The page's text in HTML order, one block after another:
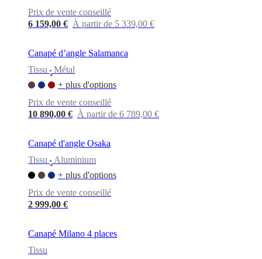
Prix de vente conseillé
6 159,00 € À partir de 5 339,00 €
Canapé d’angle Salamanca
Tissu
•
Métal
+ plus d'options
Prix de vente conseillé
10 890,00 € À partir de 6 789,00 €
Canapé d'angle Osaka
Tissu
•
Aluminium
+ plus d'options
Prix de vente conseillé
2 999,00 €
Canapé Milano 4 places
Tissu